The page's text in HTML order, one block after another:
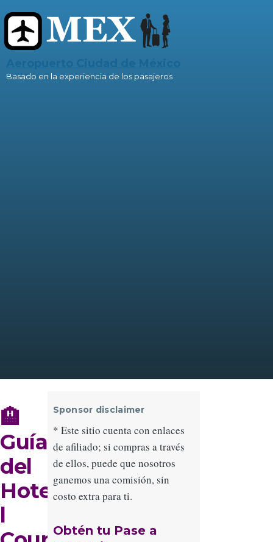
Basado en la experiencia de los pasajeros
🏨
Guía
del
Hote
l
Sponsor disclaimer
* Este sitio cuenta con enlaces
de afiliado; si compras a través
de ellos, puede que nosotros
ganemos una comisión, sin
costo extra para ti.
Obtén tu Pase a